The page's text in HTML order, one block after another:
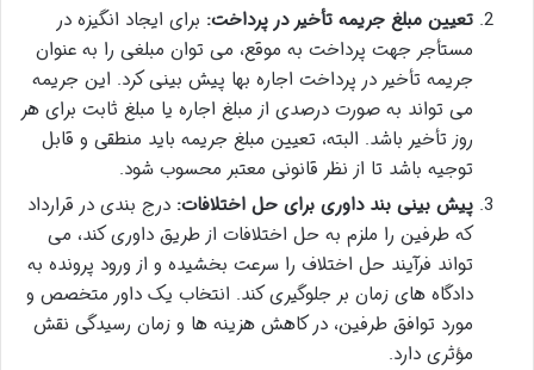
تعیین مبلغ جریمه تأخیر در پرداخت: برای ایجاد انگیزه در
مستأجر جهت پرداخت به موقع، می توان مبلغی را به عنوان
جریمه تأخیر در پرداخت اجاره بها پیش بینی کرد. این جریمه
می تواند به صورت درصدی از مبلغ اجاره یا مبلغ ثابت برای هر
روز تأخیر باشد. البته، تعیین مبلغ جریمه باید منطقی و قابل
توجیه باشد تا از نظر قانونی معتبر محسوب شود.
پیش بینی بند داوری برای حل اختلافات: درج بندی در قرارداد
که طرفین را ملزم به حل اختلافات از طریق داوری کند، می
تواند فرآیند حل اختلاف را سرعت بخشیده و از ورود پرونده به
دادگاه های زمان بر جلوگیری کند. انتخاب یک داور متخصص و
مورد توافق طرفین، در کاهش هزینه ها و زمان رسیدگی نقش
مؤثری دارد.